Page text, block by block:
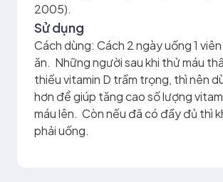
2005).
Sử dụng
Cách dùng: Cách 2 ngày uống 1
ăn. Những người sau khi thử máu
thiếu vitamin D trầm trọng, thì nên
hơn để giúp tăng cao số lượng
máu lên. Còn nếu đã có đầy đủ thì
phải uống.